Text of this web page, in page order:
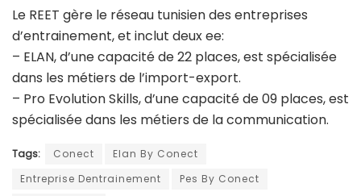
Le REET gère le réseau tunisien des entreprises
d’entrainement, et inclut deux ee:
– ELAN, d’une capacité de 22 places, est spécialisée
dans les métiers de l’import-export.
– Pro Evolution Skills, d’une capacité de 09 places, est
spécialisée dans les métiers de la communication.
Tags: Conect
Elan By Conect
Entreprise Dentrainement
Pes By Conect